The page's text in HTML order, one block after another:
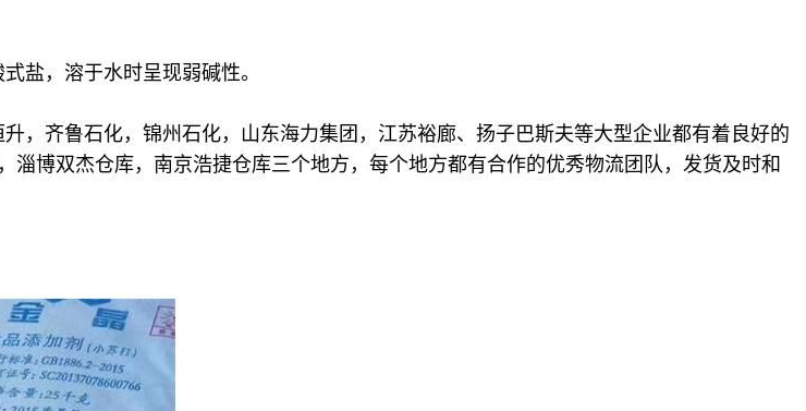
盐，溶于水时呈现弱碱性。
，齐鲁石化，锦州石化，山东海力集团，江苏裕廊、扬子巴斯夫等大型企业都有着良好的
博双杰仓库，南京浩捷仓库三个地方，每个地方都有合作的优秀物流团队，发货及时和